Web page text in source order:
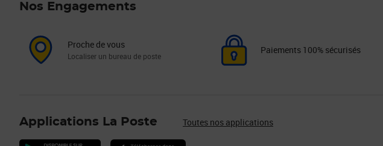
Nos Engagements
Proche de vous
Localiser un bureau de poste
Paiements 100% sécurisés
Applications La Poste Toutes nos applications